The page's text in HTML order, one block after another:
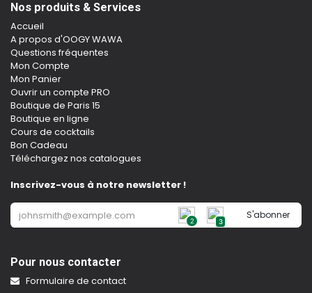
Nos produits & Services
Accueil
A propos d'OOGY WAWA
Questions fréquentes
Mon Compte
Mon Panier
Ouvrir un compte PRO
Boutique de Paris 15
Boutique en ligne
Cours de cocktails
Bon Cadeau
Téléchargez nos catalogues
Inscrivez-vous à notre newsletter !
2 3
S'abonner
Pour nous contacter
Formulaire de contact